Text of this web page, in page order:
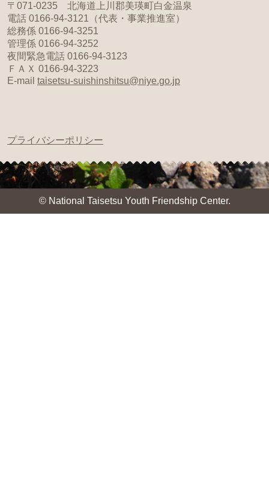
〒071-0235 北海道上川郡美瑛町白金温泉
電話 0166-94-3121（代表・事業推進室）
総務係 0166-94-3251
管理係 0166-94-3252
夜間緊急電話 0166-94-3123
ＦＡＸ 0166-94-3223
E-mail taisetsu-suishinshitsu@niye.go.jp
プライバシーポリシー
© National Taisetsu Youth Friendship Center.